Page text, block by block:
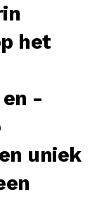
het
-
uniek